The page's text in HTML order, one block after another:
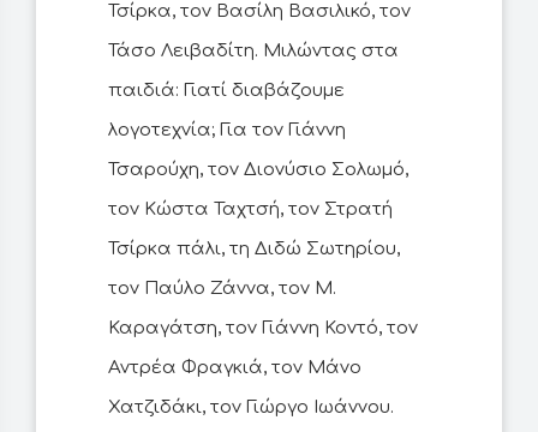
Τσίρκα, τον Βασίλη Βασιλικό, τον
Τάσο Λειβαδίτη. Μιλώντας στα
παιδιά: Γιατί διαβάζουμε
λογοτεχνία; Για τον Γιάννη
Τσαρούχη, τον Διονύσιο Σολωμό,
τον Κώστα Ταχτσή, τον Στρατή
Τσίρκα πάλι, τη Διδώ Σωτηρίου,
τον Παύλο Ζάννα, τον Μ.
Καραγάτση, τον Γιάννη Κοντό, τον
Αντρέα Φραγκιά, τον Μάνο
Χατζιδάκι, τον Γιώργο Ιωάννου.